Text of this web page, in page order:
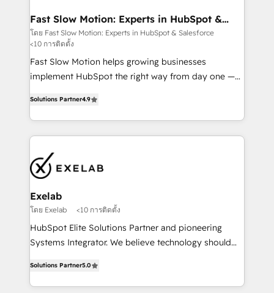
services include: - Choosing the right HubSpot
package for your business - Full CRM, Marketing, and
Sales Hub implementations - Custom dashboards
and reporting - Workflow automation and data
clean-up - Sales enablement and team training -
Leeds and London, we partner with SMEs across the
UK who are ready to turn HubSpot into the growth
engine it’s meant to be.
Fast Slow Motion: Experts in HubSpot &
Salesforce
โดย Fast Slow Motion: Experts in HubSpot & Salesforce
<10 การติดตั้ง
Fast Slow Motion helps growing businesses
implement HubSpot the right way from day one —
Highly certified in both HubSpot and Salesforce, we
bring deep experience in CRM implementation,
integrations, and data migration across modern
market and enterprise organizations, our team
combines strong technical execution with real
business perspective. Many of our consultants have
scaled businesses themselves, giving us a practical
understanding of what owners and operators need
as their systems, data, and processes evolve. Since
range of industries, including healthcare, software,
B2B services, manufacturing, financial services and
Solutions Partner4.9
Exelab
โดย Exelab <10 การติดตั้ง
HubSpot Elite Solutions Partner and pioneering
Systems Integrator. We believe technology should
Every engagement begins with clear objectives,
customer journey mapping, and measurable KPIs.
Solutions Partner5.0